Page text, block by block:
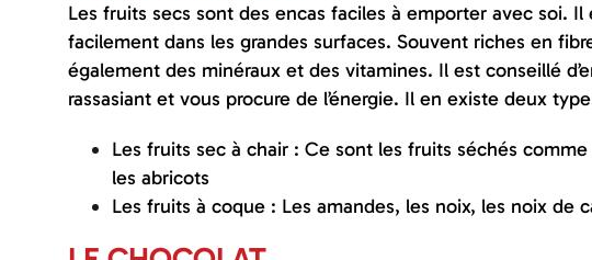
Les fruits secs sont des encas faciles à emporter avec soi.
facilement dans les grandes surfaces. Souvent riches en
également des minéraux et des vitamines. Il est conseillé
rassasiant et vous procure de l’énergie. Il en existe deux
Les fruits sec à chair : Ce sont les fruits séchés
les abricots
Les fruits à coque : Les amandes, les noix, les noix de